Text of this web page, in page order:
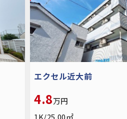
エクセル近大前
4.8万円
1K/25.00㎡